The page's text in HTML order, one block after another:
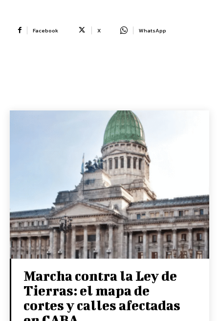
Facebook X WhatsApp
Marcha contra la Ley de
Tierras: el mapa de
cortes y calles afectadas